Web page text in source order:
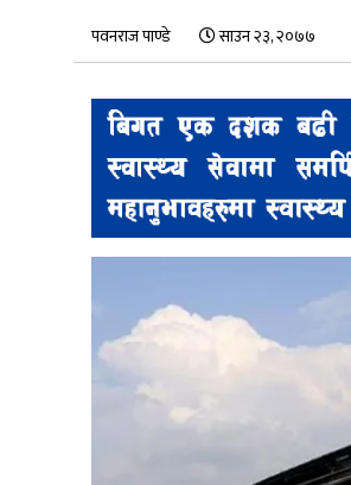
पवनराज पाण्डे साउन २३, २०७७